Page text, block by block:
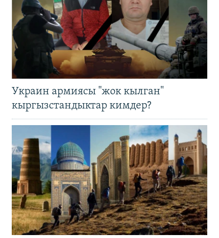
Украин армиясы "жок кылган"
кыргызстандыктар кимдер?